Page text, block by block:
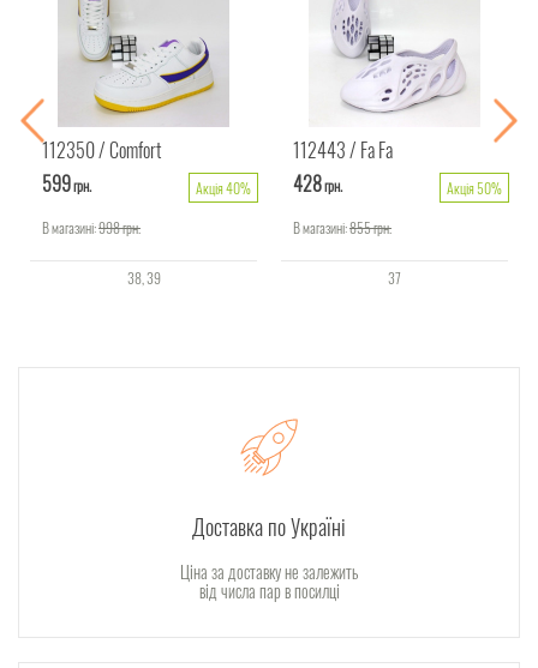
112350 Comfort
599грн.
Акція 40%
В магазині:998грн.
38 39
112443 Fa Fa
428грн.
Акція 50%
В магазині:855грн.
37
Доставка по Україні
Ціна за доставку не залежить
від числа пар в посилці